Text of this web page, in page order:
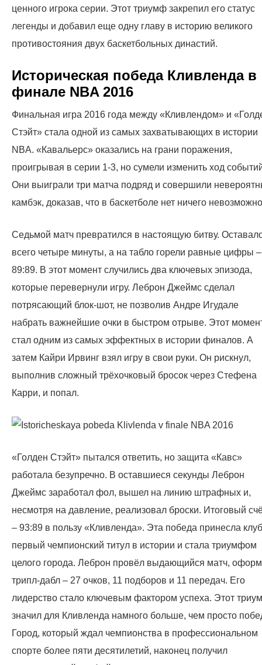
ценного игрока серии. Этот триумф закрепил его статус
легенды и добавил еще одну главу в историю великого
противостояния двух баскетбольных династий.
Историческая победа Кливленда в
финале NBA 2016
Финальная игра 2016 года между «Кливлендом» и
Стэйт» стала одной из самых захватывающих в истории
NBA. «Кавальерс» оказались на грани поражения,
проигрывая в серии 1-3, но сумели изменить ход
Они выиграли три матча подряд и совершили
камбэк, доказав, что в баскетболе нет ничего
Седьмой матч превратился в настоящую битву.
всего четыре минуты, а на табло горели равные цифры –
89:89. В этот момент случились два ключевых эпизода,
которые перевернули игру. Леброн Джеймс сделал
потрясающий блок-шот, не позволив Андре Игудале
набрать важнейшие очки в быстром отрыве. Этот
стал одним из самых эффектных в истории финалов. А
затем Кайри Ирвинг взял игру в свои руки. Он рискнул,
выполнив сложный трёхочковый бросок через Стефена
Карри, и попал.
«Голден Стэйт» пытался ответить, но защита «Кавс»
работала безупречно. В оставшиеся секунды Леброн
Джеймс заработал фол, вышел на линию штрафных и,
несмотря на давление, реализовал броски. Итоговый
– 93:89 в пользу «Кливленда». Эта победа принесла
первый чемпионский титул в истории и стала триумфом
целого города. Леброн провёл выдающийся матч,
трипл-дабл – 27 очков, 11 подборов и 11 передач. Его
лидерство стало ключевым фактором успеха. Этот
значил для Кливленда намного больше, чем просто
Город, который ждал чемпионства в профессиональном
спорте более пяти десятилетий, наконец получил